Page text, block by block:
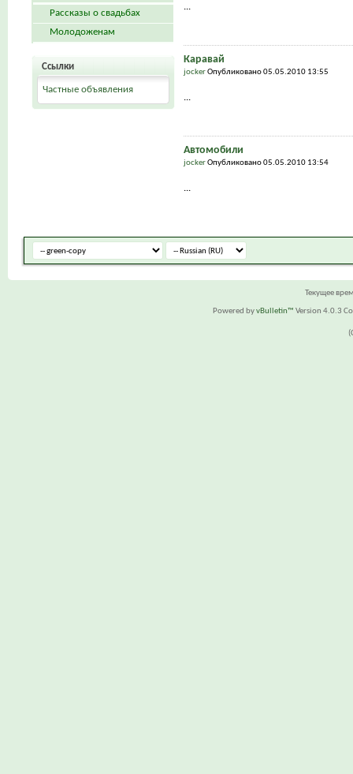
...
Каравай
jockerОпубликовано 05.05.2010 13:55
...
Автомобили
jockerОпубликовано 05.05.2010 13:54
...
Рассказы о свадьбах
Молодоженам
Ссылки
Частные объявления
Текущее
Powered byvBulletin™ Version 4.0.3